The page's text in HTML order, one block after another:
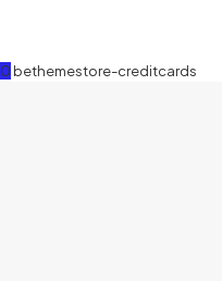
0 bethemestore-creditcards